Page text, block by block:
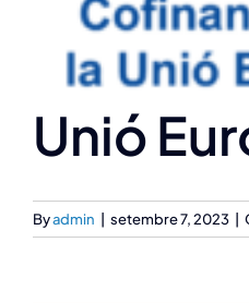
Unió
Byadmin setembre 7, 2023